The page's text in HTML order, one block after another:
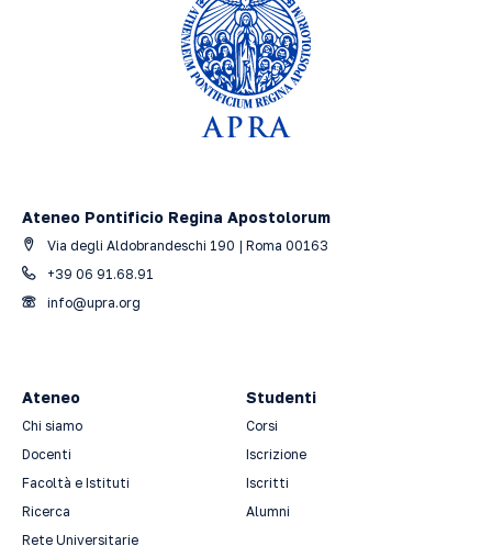
Ateneo Pontificio Regina Apostolorum
Via degli Aldobrandeschi 190 | Roma 00163
+39 06 91.68.91
info@upra.org
Ateneo
Chi siamo
Docenti
Facoltà e Istituti
Ricerca
Rete Universitarie
Studenti
Corsi
Iscrizione
Iscritti
Alumni